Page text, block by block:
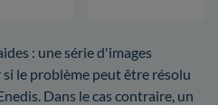
: une série d'images
le problème peut être résolu
Dans le cas contraire, un